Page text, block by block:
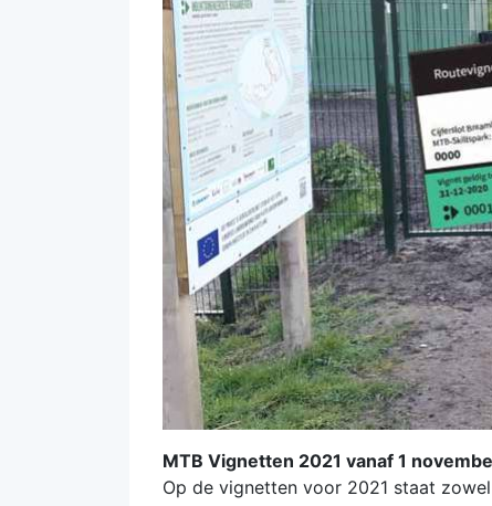
MTB Vignetten 2021 vanaf 1
Op de vignetten voor 2021 staat